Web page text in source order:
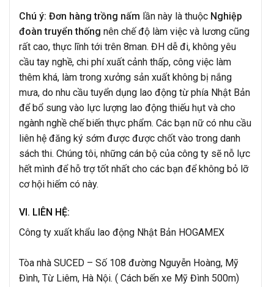
Chú ý: Đơn hàng trồng nấm lần này là thuộc Nghiệp
đoàn truyển thống nên chế độ làm việc và lương cũng
rất cao, thực lĩnh tới trên 8man. ĐH dễ đi, không yêu
cầu tay nghề, chi phí xuất cảnh thấp, công việc làm
thêm khá, làm trong xưởng sản xuất không bị nắng
mưa, do nhu cầu tuyển dụng lao động từ phía Nhật Bản
để bổ sung vào lực lượng lao động thiếu hụt và cho
ngành nghề chế biến thực phẩm. Các bạn nữ có nhu cầu
liên hệ đăng ký sớm được được chốt vào trong danh
sách thi. Chúng tôi, những cán bộ của công ty sẽ nỗ lực
hết mình để hỗ trợ tốt nhất cho các bạn để không bỏ lỡ
cơ hội hiếm có này.
VI. LIÊN HỆ:
Công ty xuất khẩu lao động Nhật Bản HOGAMEX
Tòa nhà SUCED – Số 108 đường Nguyễn Hoàng, Mỹ
Đình, Từ Liêm, Hà Nội. ( Cách bến xe Mỹ Đình 500m)